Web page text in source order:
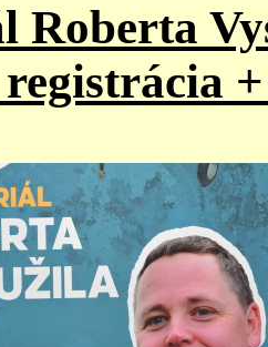
Roberta
registrácia